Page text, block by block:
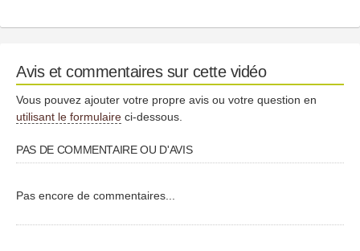
Avis et commentaires sur cette vidéo
Vous pouvez ajouter votre propre avis ou votre question en
utilisant le formulaire ci-dessous.
PAS DE COMMENTAIRE OU D'AVIS
Pas encore de commentaires...